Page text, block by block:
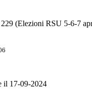
(Elezioni RSU 5-6-7
il 17-09-2024